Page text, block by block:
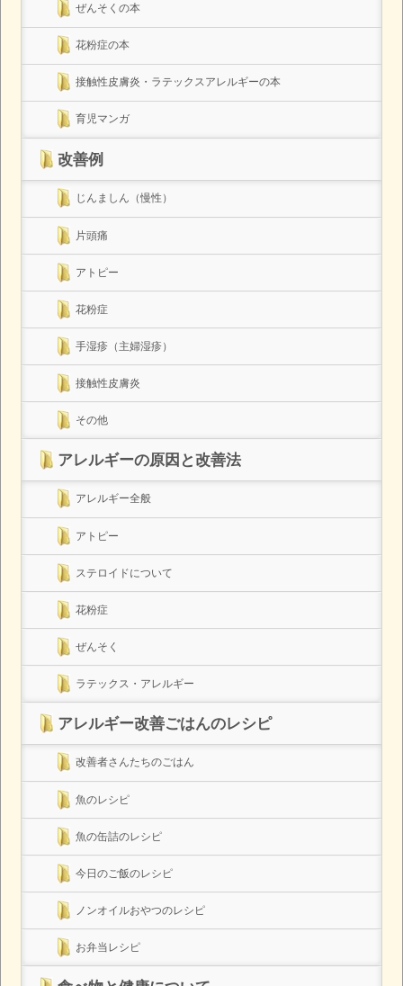
ぜんそくの本
花粉症の本
接触性皮膚炎・ラテックスアレルギーの本
育児マンガ
改善例
じんましん（慢性）
片頭痛
アトピー
花粉症
手湿疹（主婦湿疹）
接触性皮膚炎
その他
アレルギーの原因と改善法
アレルギー全般
アトピー
ステロイドについて
花粉症
ぜんそく
ラテックス・アレルギー
アレルギー改善ごはんのレシピ
改善者さんたちのごはん
魚のレシピ
魚の缶詰のレシピ
今日のご飯のレシピ
ノンオイルおやつのレシピ
お弁当レシピ